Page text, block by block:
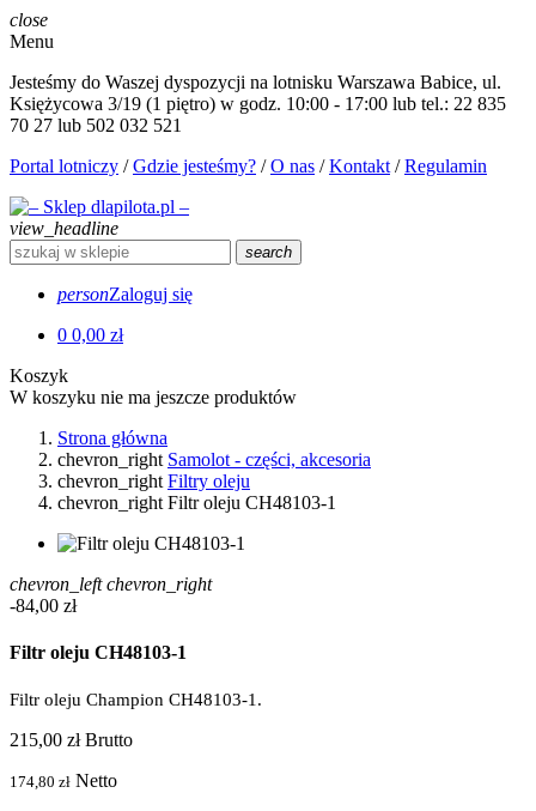
close
Menu
Jesteśmy do Waszej dyspozycji na lotnisku Warszawa Babice, ul.
Księżycowa 3/19 (1 piętro) w godz. 10:00 - 17:00 lub tel.: 22 835
70 27 lub 502 032 521
Portal lotniczy /Gdzie jesteśmy? /O nas /Kontakt /Regulamin
view_headline
search
personZaloguj się
0 0,00 zł
Koszyk
W koszyku nie ma jeszcze produktów
Strona główna
chevron_right Samolot - części, akcesoria
chevron_right Filtry oleju
chevron_right Filtr oleju CH48103-1
chevron_left chevron_right
-84,00 zł
Filtr oleju CH48103-1
Filtr oleju Champion CH48103-1.
215,00 złBrutto
174,80 zł Netto